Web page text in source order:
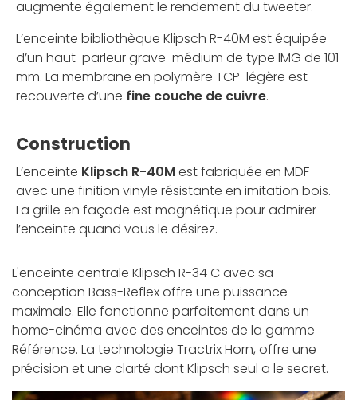
augmente également le rendement du tweeter.
L’enceinte bibliothèque Klipsch R-40M est équipée
d’un haut-parleur grave-médium de type IMG de 101
mm. La membrane en polymère TCP légère est
recouverte d’une fine couche de cuivre.
Construction
L’enceinte Klipsch R-40Mest fabriquée en MDF
avec une finition vinyle résistante en imitation bois.
La grille en façade est magnétique pour admirer
l’enceinte quand vous le désirez.
L'enceinte centrale Klipsch R-34 C avec sa
conception Bass-Reflex offre une puissance
maximale. Elle fonctionne parfaitement dans un
home-cinéma avec des enceintes de la gamme
Référence. La technologie Tractrix Horn, offre une
précision et une clarté dont Klipsch seul a le secret.